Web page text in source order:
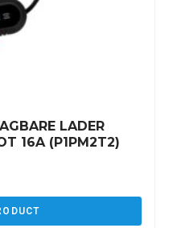
LADER
16A (P1PM2T2)